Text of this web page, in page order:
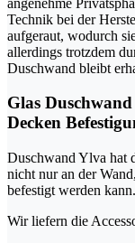
Technik bei der
aufgeraut, wodurch
allerdings trotzdem
Duschwand bleibt
Glas
Decken
Duschwand Ylva hat
nicht nur an der
befestigt werden kann.
Wir liefern die